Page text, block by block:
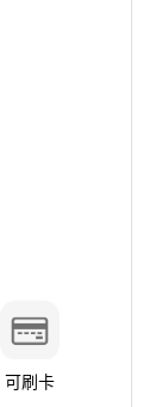
可刷卡